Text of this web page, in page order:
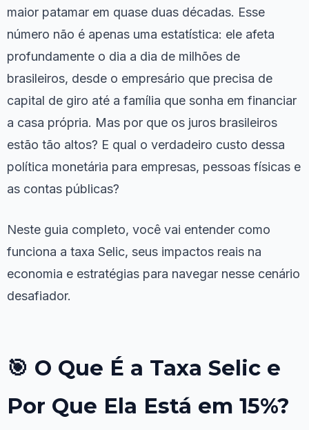
maior patamar em quase duas décadas. Esse
número não é apenas uma estatística: ele afeta
profundamente o dia a dia de milhões de
brasileiros, desde o empresário que precisa de
capital de giro até a família que sonha em financiar
a casa própria. Mas por que os juros brasileiros
estão tão altos? E qual o verdadeiro custo dessa
política monetária para empresas, pessoas físicas e
as contas públicas?
Neste guia completo, você vai entender como
funciona a taxa Selic, seus impactos reais na
economia e estratégias para navegar nesse cenário
desafiador.
🎯 O Que É a Taxa Selic e
Por Que Ela Está em 15%?